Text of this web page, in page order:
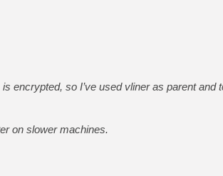
[LS] [PS5] ps5-y2jb-
[GK] Pourquoi Marvel
[GK] Test : Restory : Chill
[GK] GTA 6 : Rockstar
[GK] Hot Wheels Infinite
[GK] Mémoire cash -
[GK] Résultats Nintendo :
[GK] Déjà des
[Mo5] Brickboy cherche à
[GK] Minecraft et ses «
encrypted, so I’ve used vliner as parent and
on slower machines.